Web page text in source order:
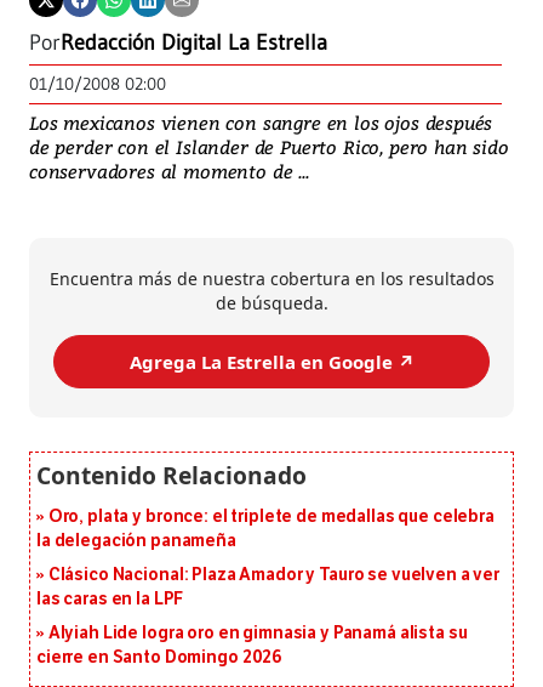
PorRedacción Digital La Estrella
01/10/2008 02:00
Los mexicanos vienen con sangre en los ojos después
de perder con el Islander de Puerto Rico, pero han sido
conservadores al momento de ...
Encuentra más de nuestra cobertura en los resultados
de búsqueda.
Agrega La Estrella en Google ↗️
Oro, plata y bronce: el triplete de medallas que celebra
la delegación panameña
Clásico Nacional: Plaza Amador y Tauro se vuelven a ver
las caras en la LPF
Alyiah Lide logra oro en gimnasia y Panamá alista su
cierre en Santo Domingo 2026